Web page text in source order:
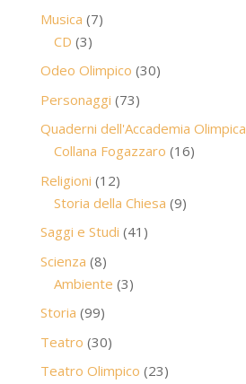
Musica 77
CD 33
prodotti
Odeo Olimpico 3030
Personaggi 7373
prodotti
Quaderni dell'Accademia Olimpica
Collana Fogazzaro 1616
Religioni 1212
prodotti
Storia della Chiesa 99
Saggi e Studi 41 41
Scienza 88
prodotti
Ambiente 33
Storia 9999
prodotti
Teatro 3030
prodotti
Teatro Olimpico 2323